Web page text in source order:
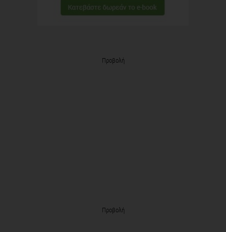
Προβολή
Προβολή